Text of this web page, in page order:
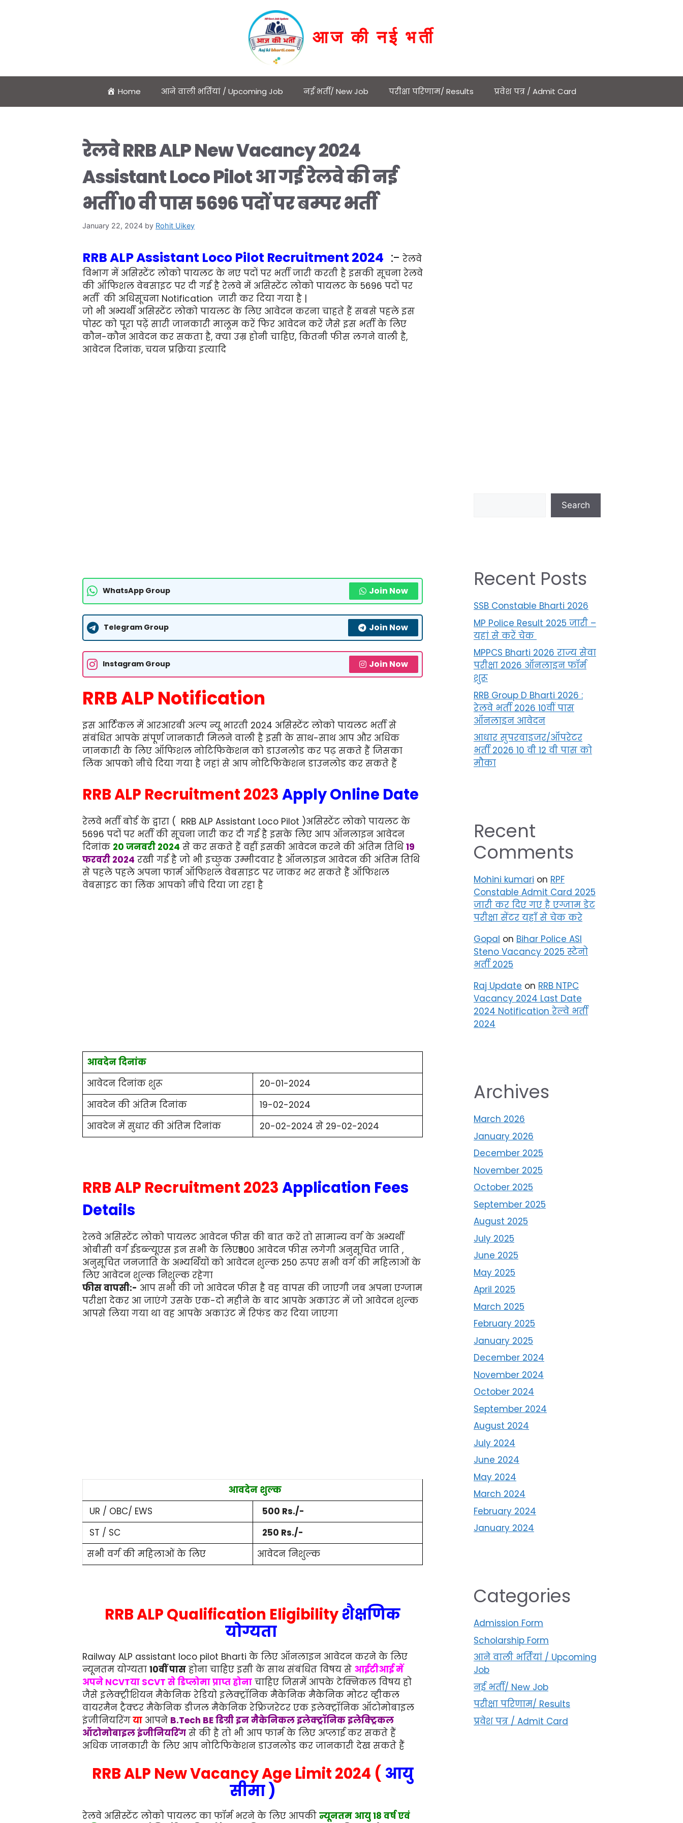
आज की नई भर्ती
Home आने वाली भर्तियां / Upcoming Job नई भर्ती/ New Job परीक्षा परिणाम/ Results प्रवेश पत्र / Admit Card
रेलवे RRB ALP New Vacancy 2024
Assistant Loco Pilot आ गई रेलवे की नई
भर्ती 10 वी पास 5696 पदों पर बम्पर भर्ती
January 22, 2024 by Rohit Uikey
RRB ALP Assistant Loco Pilot Recruitment 2024 :- रेलवे
विभाग में असिस्टेंट लोको पायलट के नए पदों पर भर्ती जारी करती है इसकी सूचना रेलवे
की ऑफिशल वेबसाइट पर दी गई है रेलवे में असिस्टेंट लोको पायलट के 5696 पदों पर
भर्ती की अधिसूचना Notification जारी कर दिया गया है |
जो भी अभ्यर्थी असिस्टेंट लोको पायलट के लिए आवेदन करना चाहते हैं सबसे पहले इस
पोस्ट को पूरा पढ़ें सारी जानकारी मालूम करें फिर आवेदन करें जैसे इस भर्ती के लिए
कौन-कौन आवेदन कर सकता है, क्या उम्र होनी चाहिए, कितनी फीस लगने वाली है,
आवेदन दिनांक, चयन प्रक्रिया इत्यादि
WhatsApp Group Join Now
Telegram Group Join Now
Instagram Group Join Now
RRB ALP Notification
इस आर्टिकल में आरआरबी अल्प न्यू भारती 2024 असिस्टेंट लोको पायलट भर्ती से
संबंधित आपके संपूर्ण जानकारी मिलने वाली है इसी के साथ-साथ आप और अधिक
जानकारी के लिए ऑफिशल नोटिफिकेशन को डाउनलोड कर पढ़ सकते हैं जिसका
लिंक आपको नीचे दिया गया है जहां से आप नोटिफिकेशन डाउनलोड कर सकते हैं
RRB ALP Recruitment 2023 Apply Online Date
रेलवे भर्ती बोर्ड के द्वारा ( RRB ALP Assistant Loco Pilot )असिस्टेंट लोको पायलट के
5696 पदों पर भर्ती की सूचना जारी कर दी गई है इसके लिए आप ऑनलाइन आवेदन
दिनांक 20 जनवरी 2024 से कर सकते हैं वहीं इसकी आवेदन करने की अंतिम तिथि19
फरवरी 2024 रखी गई है जो भी इच्छुक उम्मीदवार है ऑनलाइन आवेदन की अंतिम तिथि
से पहले पहले अपना फार्म ऑफिशल वेबसाइट पर जाकर भर सकते हैं ऑफिशल
वेबसाइट का लिंक आपको नीचे दिया जा रहा है
आवदेन दिनांक
आवेदन दिनांक शुरू
20-01-2024
आवदेन की अंतिम दिनांक
19-02-2024
आवदेन में सुधार की अंतिम दिनांक
20-02-2024 से 29-02-2024
RRB ALP Recruitment 2023 Application Fees
Details
रेलवे असिस्टेंट लोको पायलट आवेदन फीस की बात करें तो सामान्य वर्ग के अभ्यर्थी
ओबीसी वर्ग ईडब्ल्यूएस इन सभी के लिए₹500 आवेदन फीस लगेगी अनुसूचित जाति ,
अनुसूचित जनजाति के अभ्यर्थियों को आवेदन शुल्क 250 रुपए सभी वर्ग की महिलाओं के
लिए आवेदन शुल्क निशुल्क रहेगा
फीस वापसी:- आप सभी की जो आवेदन फीस है वह वापस की जाएगी जब अपना एग्जाम
परीक्षा देकर आ जाएंगे उसके एक-दो महीने के बाद आपके अकाउंट में जो आवेदन शुल्क
आपसे लिया गया था वह आपके अकाउंट में रिफंड कर दिया जाएगा
आवदेन शुल्क
UR / OBC/ EWS
500 Rs./-
ST / SC
250 Rs./-
सभी वर्ग की महिलाओं के लिए
आवेदन निशुल्क
RRB ALP Qualification Eligibilityशैक्षणिक
योग्यता
Railway ALP assistant loco pilot Bharti के लिए ऑनलाइन आवेदन करने के लिए
न्यूनतम योग्यता 10वीं पास होना चाहिए इसी के साथ संबंधित विषय से आईटीआई में
अपने NCVTया SCVT से डिप्लोमा प्राप्त होना चाहिए जिसमें आपके टेक्निकल विषय हो
जैसे इलेक्ट्रीशियन मैकेनिक रेडियो इलेक्ट्रॉनिक मैकेनिक मैकेनिक मोटर व्हीकल
वायरमैन ट्रैक्टर मैकेनिक डीजल मैकेनिक रेफ्रिजरेटर एक इलेक्ट्रॉनिक ऑटोमोबाइल
इंजीनियरिंगया आपने B.Tech BE डिग्री इन मैकेनिकल इलेक्ट्रॉनिक इलेक्ट्रिकल
ऑटोमोबाइल इंजीनियरिंग से की है तो भी आप फार्म के लिए अप्लाई कर सकते हैं
अधिक जानकारी के लिए आप नोटिफिकेशन डाउनलोड कर जानकारी देख सकते हैं
RRB ALP New Vacancy Age Limit 2024 ( आयु
सीमा )
रेलवे असिस्टेंट लोको पायलट का फॉर्म भरने के लिए आपकी न्यूनतम आयु 18 वर्ष एवं
Search
Recent Posts
SSB Constable Bharti 2026
MP Police Result 2025 जारी –
यहां से करें चेक
MPPCS Bharti 2026 राज्य सेवा
परीक्षा 2026 ऑनलाइन फॉर्म
शुरू
RRB Group D Bharti 2026 :
रेलवे भर्ती 2026 10वीं पास
ऑनलाइन आवेदन
आधार सुपरवाइजर/ऑपरेटर
भर्ती 2026 10 वी 12 वी पास को
मौका
Recent
Comments
Mohini kumari on RPF
Constable Admit Card 2025
जारी कर दिए गए है एग्जाम डेट
परीक्षा सेंटर यहाँ से चेक करे
Gopal on Bihar Police ASI
Steno Vacancy 2025 स्टेनो
भर्ती 2025
Raj Update on RRB NTPC
Vacancy 2024 Last Date
2024 Notification रेल्वे भर्ती
2024
Archives
March 2026
January 2026
December 2025
November 2025
October 2025
September 2025
August 2025
July 2025
June 2025
May 2025
April 2025
March 2025
February 2025
January 2025
December 2024
November 2024
October 2024
September 2024
August 2024
July 2024
June 2024
May 2024
March 2024
February 2024
January 2024
Categories
Admission Form
Scholarship Form
आने वाली भर्तियां / Upcoming
Job
नई भर्ती/ New Job
परीक्षा परिणाम/ Results
प्रवेश पत्र / Admit Card